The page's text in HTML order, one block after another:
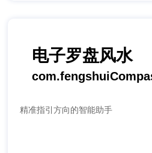
电子罗盘风水
精准指引方向的智能助手